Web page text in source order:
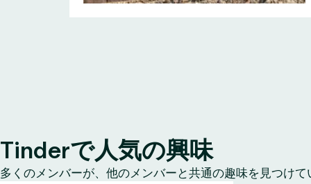
Tinderで人気の興味
多くのメンバーが、他のメンバーと共通の趣味を見つけ